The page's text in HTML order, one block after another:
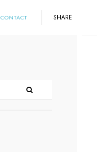
SHARE
CONTACT